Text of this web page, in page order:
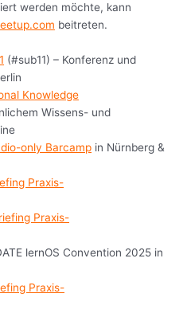
werden möchte, kann
beitreten.
(#sub11) – Konferenz und
Knowledge
Wissens- und
only Barcamp in Nürnberg &
Praxis-
Praxis-
lernOS Convention 2025 in
Praxis-